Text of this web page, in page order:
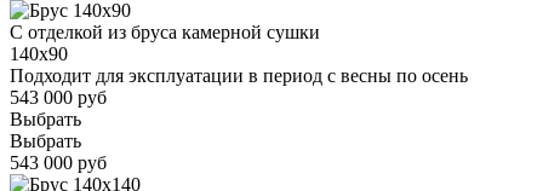
С отделкой из бруса камерной сушки
140x90
Подходит для эксплуатации в период с весны по осень
543 000 руб
Выбрать
Выбрать
543 000 руб